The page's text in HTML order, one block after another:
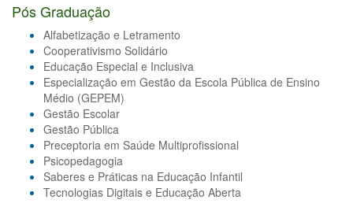
Pós Graduação
Alfabetização e Letramento
Cooperativismo Solidário
Educação Especial e Inclusiva
Especialização em Gestão da Escola Pública de Ensino
Médio (GEPEM)
Gestão Escolar
Gestão Pública
Preceptoria em Saúde Multiprofissional
Psicopedagogia
Saberes e Práticas na Educação Infantil
Tecnologias Digitais e Educação Aberta